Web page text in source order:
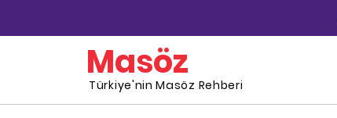
Masöz
Türkiye'nin Masöz Rehberi